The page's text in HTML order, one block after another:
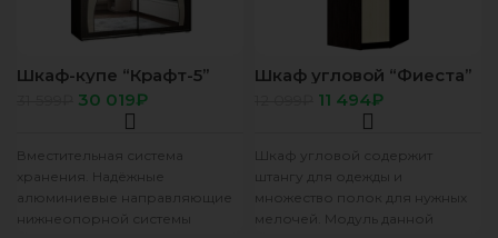
Шкаф-купе “Крафт-5”
30 019₽
Вместительная система
хранения. Надёжные
алюминиевые направляющие
нижнеопорной системы
Шкаф угловой “Фиеста”
венге/лоредо
11 494₽
Шкаф угловой содержит
штангу для одежды и
множество полок для нужных
мелочей. Модуль данной